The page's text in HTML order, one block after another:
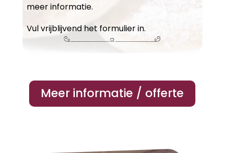
meer informatie.
Vul vrijblijvend het formulier in.
Meer informatie / offerte